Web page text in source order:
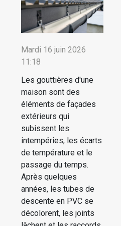
Mardi 16 juin 2026
11:18
Les gouttières d'une
maison sont des
éléments de façades
extérieurs qui
subissent les
intempéries, les écarts
de température et le
passage du temps.
Après quelques
années, les tubes de
descente en PVC se
décolorent, les joints